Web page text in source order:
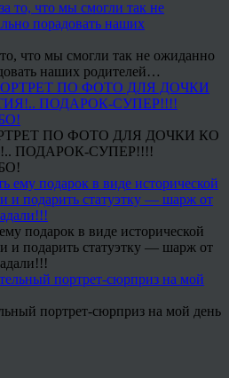
что мы смогли так не ожиданно
наших родителей…
ПО ФОТО ДЛЯ ДОЧКИ КО
ПОДАРОК-СУПЕР!!!!
подарок в виде исторической
и подарить статуэтку — шарж от
портрет-сюрприз на мой день